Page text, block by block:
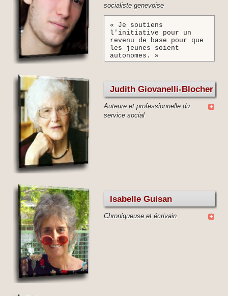
socialiste genevoise
« Je soutiens
l'initiative pour un
revenu de base pour que
les jeunes soient
autonomes. »
Judith Giovanelli-Blocher
Auteure et professionnelle du
service social
Isabelle Guisan
Chroniqueuse et écrivain